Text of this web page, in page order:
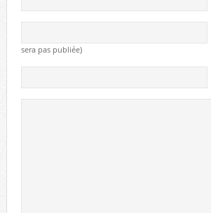
sera pas publiée)